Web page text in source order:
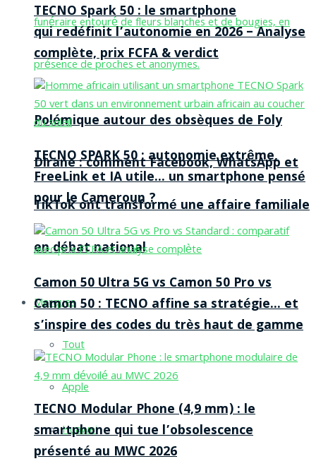
Polémique autour des obsèques de Foly
Dirane : comment Facebook, WhatsApp et
TikTok ont transformé une affaire familiale
en débat national
Marques
Tout
Apple
Huawei
TECNO Spark 50 : le smartphone
qui redéfinit l’autonomie en 2026 – Analyse
complète, prix FCFA & verdict
TECNO SPARK 50 : autonomie extrême,
FreeLink et IA utile… un smartphone pensé
pour le Cameroun ?
Camon 50 Ultra 5G vs Camon 50 Pro vs
Camon 50 : TECNO affine sa stratégie… et
s’inspire des codes du très haut de gamme
TECNO Modular Phone (4,9 mm) : le
smartphone qui tue l’obsolescence
présenté au MWC 2026